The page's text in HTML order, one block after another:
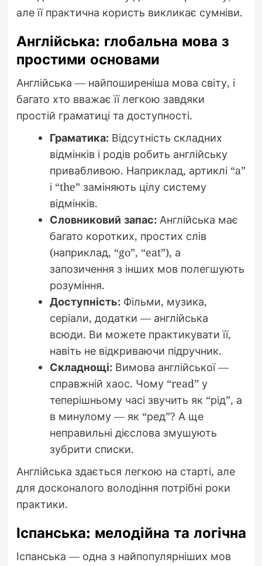
але її практична користь викликає сумніви.
Англійська: глобальна мова з
простими основами
Англійська — найпоширеніша мова світу, і
багато хто вважає її легкою завдяки
простій граматиці та доступності.
Граматика:Відсутність складних
відмінків і родів робить англійську
привабливою. Наприклад, артиклі “a”
і “the” заміняють цілу систему
відмінків.
Словниковий запас:Англійська має
багато коротких, простих слів
(наприклад, “go”, “eat”), а
запозичення з інших мов полегшують
розуміння.
Доступність:Фільми, музика,
серіали, додатки — англійська
всюди. Ви можете практикувати її,
навіть не відкриваючи підручник.
Складнощі:Вимова англійської —
справжній хаос. Чому “read” у
теперішньому часі звучить як “рід”, а
в минулому — як “ред”? А ще
неправильні дієслова змушують
зубрити списки.
Англійська здається легкою на старті, але
для досконалого володіння потрібні роки
практики.
Іспанська: мелодійна та логічна
Іспанська — одна з найпопулярніших мов